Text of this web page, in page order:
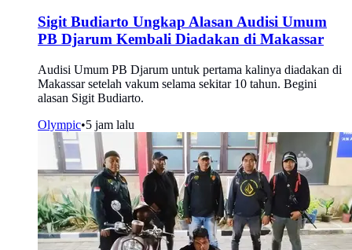
Sigit Budiarto Ungkap Alasan Audisi Umum
PB Djarum Kembali Diadakan di Makassar
Audisi Umum PB Djarum untuk pertama kalinya diadakan di
Makassar setelah vakum selama sekitar 10 tahun. Begini
alasan Sigit Budiarto.
Olympic•5 jam lalu